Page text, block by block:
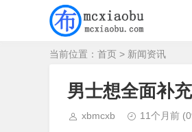
当前位置： 首页 > 新闻资讯
男士想全面补
xbmcxb 11个月前